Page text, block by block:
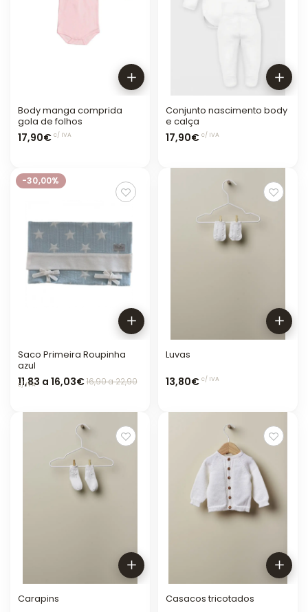
Body manga comprida
gola de folhos
17,90€ c/ IVA
Conjunto nascimento body
e calça
17,90€ c/ IVA
-30,00%
Saco Primeira Roupinha
azul
11,83 a 16,03€16,90 a 22,90
c/ IVA
Luvas
13,80€ c/ IVA
Carapins Casacos tricotados